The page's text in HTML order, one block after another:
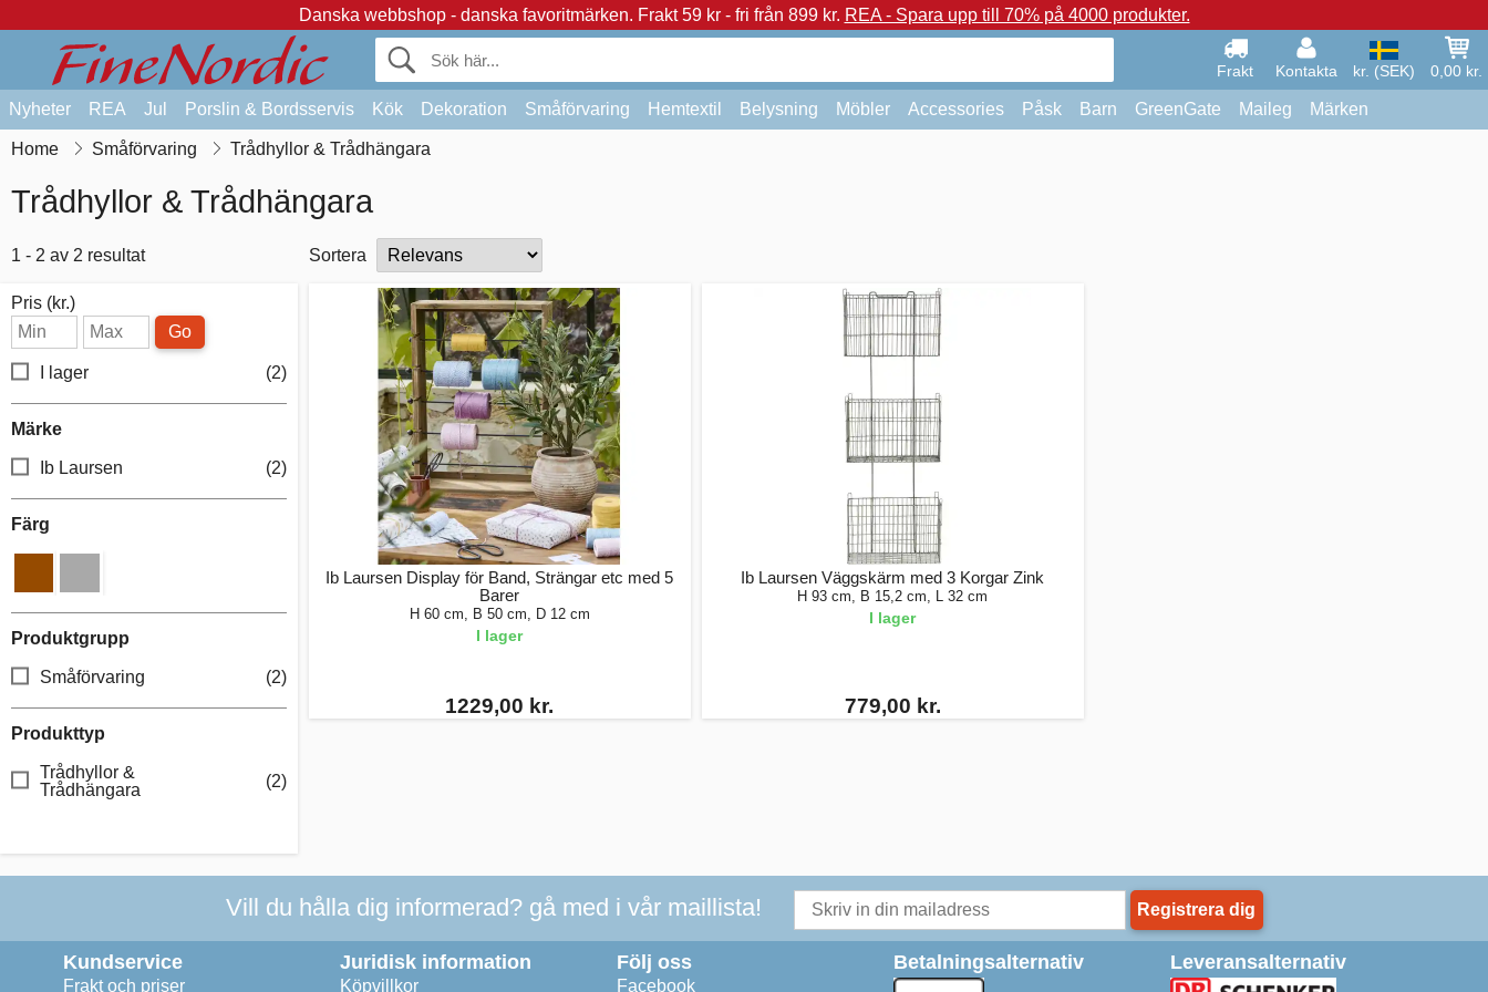
Danska webbshop - danska favoritmärken. Frakt 59 kr - fri från 899 kr. REA - Spara upp till 70% på 4000 produkter.
Frakt Kontakta kr. (SEK) 0,00 kr.
Nyheter REA Jul Porslin & Bordsservis Kök Dekoration Småförvaring Hemtextil Belysning Möbler Accessories Påsk Barn GreenGate Maileg Märken
Home Småförvaring Trådhyllor & Trådhängara
Trådhyllor & Trådhängara
1 - 2 av 2 resultat Sortera
Pris (kr.)
Go
I lager (2)
Märke
Ib Laursen (2)
Färg
Produktgrupp
Småförvaring (2)
Produkttyp
Trådhyllor &
Trådhängara
(2)
Ib Laursen Display för Band, Strängar etc med 5
Barer
H 60 cm, B 50 cm, D 12 cm
I lager
1229,00 kr.
Ib Laursen Väggskärm med 3 Korgar Zink
H 93 cm, B 15,2 cm, L 32 cm
I lager
779,00 kr.
Vill du hålla dig informerad? gå med i vår maillista! Registrera dig
Kundservice
Frakt och priser
Juridisk information
Köpvillkor
Följ oss
Facebook
Betalningsalternativ Leveransalternativ